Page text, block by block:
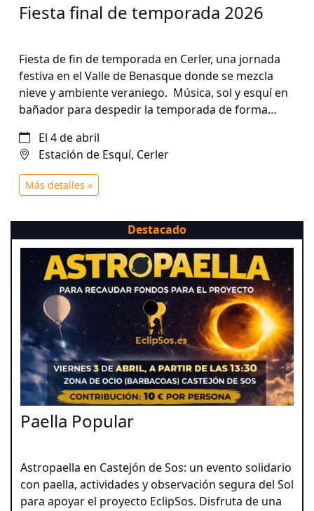
Fiesta final de temporada 2026
Fiesta de fin de temporada en Cerler, una jornada
festiva en el Valle de Benasque donde se mezcla
nieve y ambiente veraniego. Música, sol y esquí en
bañador para despedir la temporada de forma
Pirineos.
El 4 de abril
Estación de Esquí, Cerler
Más detalles »
Destacado
Paella Popular
Astropaella en Castejón de Sos: un evento solidario
con paella, actividades y observación segura del Sol
para apoyar el proyecto EclipSos. Disfruta de una